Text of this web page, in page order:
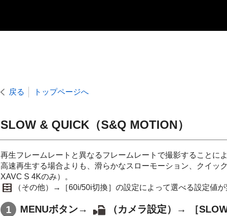
戻る トップページへ
SLOW & QUICK（S&Q MOTION）
再生フレームレートと異なるフレームレートで撮影することに
高速再生する場合よりも、滑らかなスローモーション、クイッ
XAVC S 4Kのみ）。
（その他）→［60i/50i切換］の設定によって選べる設定値が
MENUボタン→
（カメラ設定）→ ［